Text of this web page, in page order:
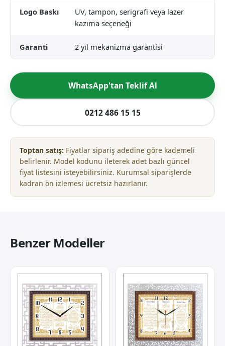
Logo Baskı
UV, tampon, serigrafi veya lazer
kazıma seçeneği
Garanti 2 yıl mekanizma garantisi
WhatsApp'tan Teklif Al
0212 486 15 15
Toptan satış: Fiyatlar sipariş adedine göre kademeli
belirlenir. Model kodunu ileterek adet bazlı güncel
fiyat listesini isteyebilirsiniz. Kurumsal siparişlerde
kadran ön izlemesi ücretsiz hazırlanır.
Benzer Modeller